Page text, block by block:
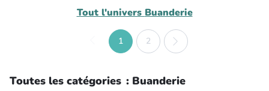
Tout l'univers Buanderie
1 2
Toutes les catégories : Buanderie